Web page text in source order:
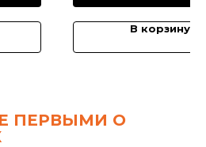
В корзину
ПЕРВЫМИ О